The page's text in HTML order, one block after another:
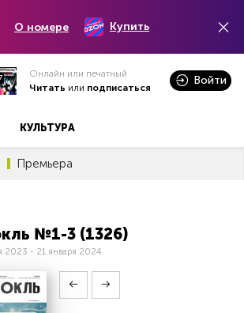
О номере Купить
Онлайн или печатный
Читать или подписаться
Войти
КУЛЬТУРА
Премьера
№1-3 (1326)
2023 - 21 января 2024